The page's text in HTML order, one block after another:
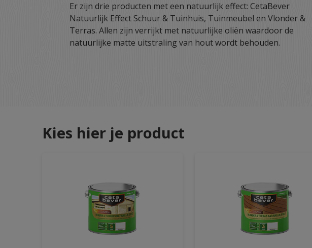
Er zijn drie producten met een natuurlijk effect: CetaBever
Natuurlijk Effect Schuur & Tuinhuis, Tuinmeubel en Vlonder &
Terras. Allen zijn verrijkt met natuurlijke oliën waardoor de
natuurlijke matte uitstraling van hout wordt behouden.
Kies hier je product